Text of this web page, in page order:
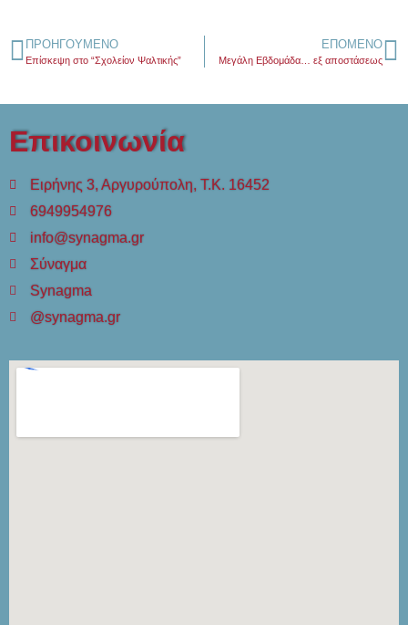
ΠΡΟΗΓΟΎΜΕΝΟ
Επίσκεψη στο “Σχολείον Ψαλτικής”
ΕΠΌΜΕΝΟ
Μεγάλη Εβδομάδα… εξ αποστάσεως
Επικοινωνία
Ειρήνης 3, Αργυρούπολη, Τ.Κ. 16452
6949954976
info@synagma.gr
Σύναγμα
Synagma
@synagma.gr